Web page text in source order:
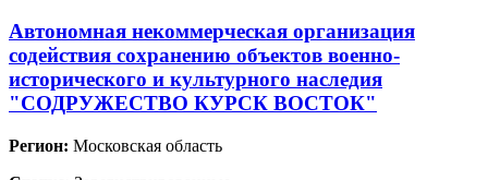
Автономная некоммерческая организация
содействия сохранению объектов военно-
исторического и культурного наследия
"СОДРУЖЕСТВО КУРСК ВОСТОК"
Регион: Московская область